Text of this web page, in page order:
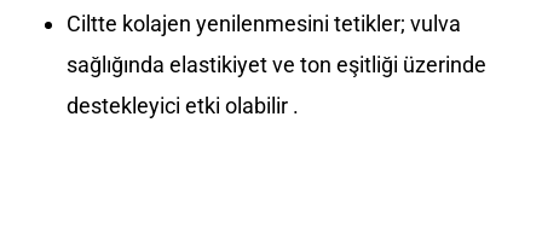
Ciltte kolajen yenilenmesini tetikler; vulva
sağlığında elastikiyet ve ton eşitliği üzerinde
destekleyici etki olabilir .